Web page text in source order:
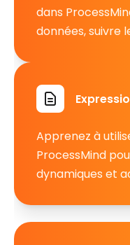
dans
données, suivre
Apprenez à
ProcessMind
dynamiques et